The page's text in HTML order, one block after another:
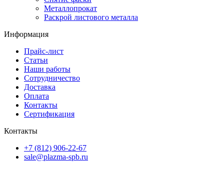
Металлопрокат
Раскрой листового металла
Информация
Прайс-лист
Статьи
Наши работы
Сотрудничество
Доставка
Оплата
Контакты
Сертификация
Контакты
+7 (812) 906-22-67
sale@plazma-spb.ru